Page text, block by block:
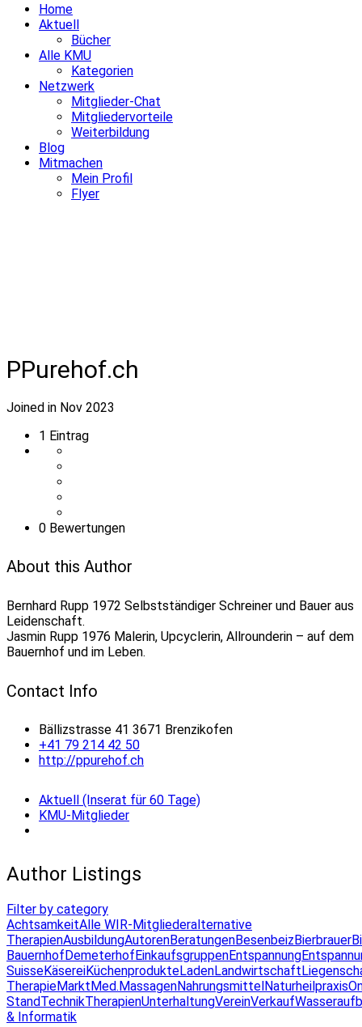
Home
Aktuell
Bücher
Alle KMU
Kategorien
Netzwerk
Mitglieder-Chat
Mitgliedervorteile
Weiterbildung
Blog
Mitmachen
Mein Profil
Flyer
PPurehof.ch
Joined in Nov 2023
1 Eintrag
0 Bewertungen
About this Author
Bernhard Rupp 1972 Selbstständiger Schreiner und Bauer aus
Leidenschaft.
Jasmin Rupp 1976 Malerin, Upcyclerin, Allrounderin – auf dem
Bauernhof und im Leben.
Contact Info
Bällizstrasse 41 3671 Brenzikofen
+41 79 214 42 50
http://ppurehof.ch
Aktuell (Inserat für 60 Tage)
KMU-Mitglieder
Author Listings
Filter by category
AchtsamkeitAlle WIR-Mitgliederalternative
TherapienAusbildungAutorenBeratungenBesenbeizBierbrauer
BauernhofDemeterhofEinkaufsgruppenEntspannung
SuisseKäsereiKüchenprodukteLadenLandwirtschaft
TherapieMarktMed.MassagenNahrungsmittelNaturheilpraxis
StandTechnikTherapienUnterhaltungVereinVerkauf
& Informatik